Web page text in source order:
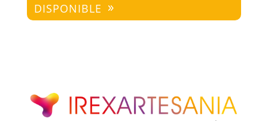
DISPONIBLE